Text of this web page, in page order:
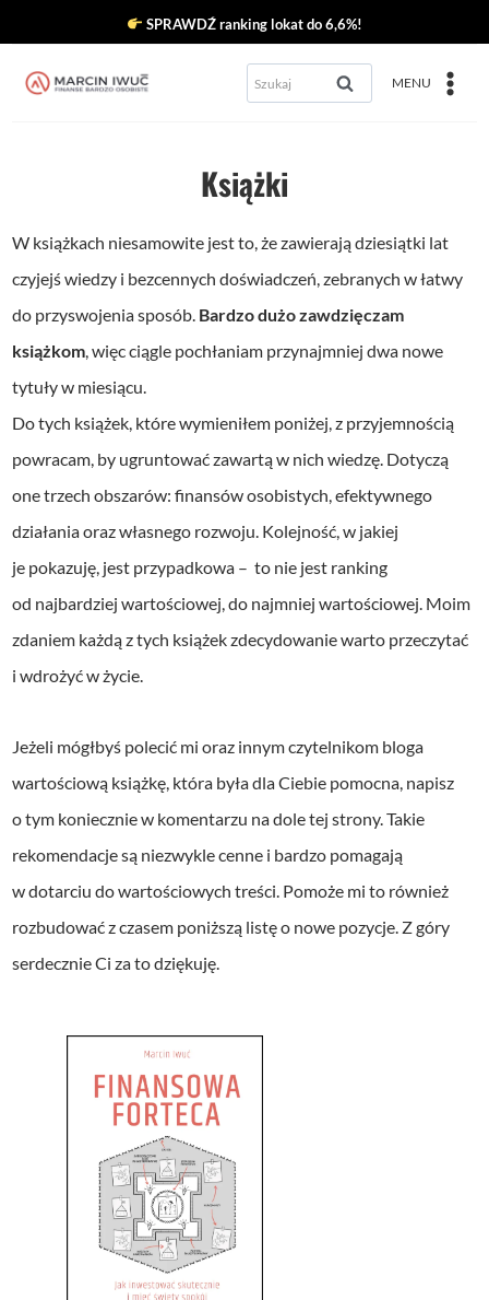
treści
SPRAWDŹ ranking lokat do 6,6%!
Szukaj: MENU
Książki
W książkach niesamowite jest to, że zawierają dziesiątki lat
czyjejś wiedzy i bezcennych doświadczeń, zebranych w łatwy
do przyswojenia sposób. Bardzo dużo zawdzięczam
książkom, więc ciągle pochłaniam przynajmniej dwa nowe
tytuły w miesiącu.
Do tych książek, które wymieniłem poniżej, z przyjemnością
powracam, by ugruntować zawartą w nich wiedzę. Dotyczą
one trzech obszarów: finansów osobistych, efektywnego
działania oraz własnego rozwoju. Kolejność, w jakiej
je pokazuję, jest przypadkowa – to nie jest ranking
od najbardziej wartościowej, do najmniej wartościowej. Moim
zdaniem każdą z tych książek zdecydowanie warto przeczytać
i wdrożyć w życie.
Jeżeli mógłbyś polecić mi oraz innym czytelnikom bloga
wartościową książkę, która była dla Ciebie pomocna, napisz
o tym koniecznie w komentarzu na dole tej strony. Takie
rekomendacje są niezwykle cenne i bardzo pomagają
w dotarciu do wartościowych treści. Pomoże mi to również
rozbudować z czasem poniższą listę o nowe pozycje. Z góry
serdecznie Ci za to dziękuję.